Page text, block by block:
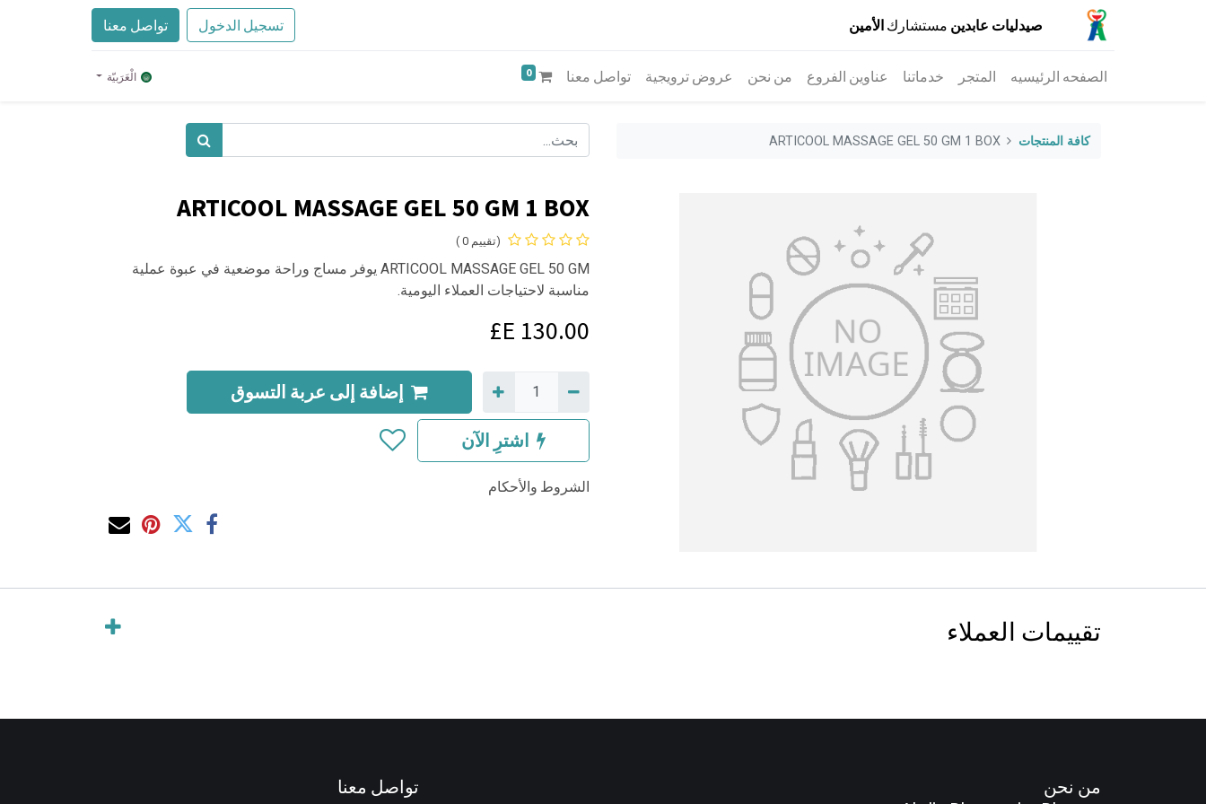
صيدليات عابدين مستشارك الأمين تسجيل الدخول تواصل معنا
الصفحه الرئيسيه المتجر خدماتنا عناوين الفروع من نحن عروض ترويجية تواصل معنا 0 الْعَرَبيّة
كافة المنتجات ARTICOOL MASSAGE GEL 50 GM 1 BOX
ARTICOOL MASSAGE GEL 50 GM 1 BOX
(تقييم 0 )
ARTICOOL MASSAGE GEL 50 GM يوفر مساج وراحة موضعية في عبوة عملية
مناسبة لاحتياجات العملاء اليومية.
130.00
إضافة إلى عربة التسوق
اشترِ الآن
الشروط والأحكام
تقييمات العملاء
من نحن
تواصل معنا